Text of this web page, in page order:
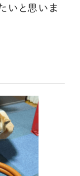
いと思いま
さんの車椅子が素晴
した。
ただき、今はブライ
ぱいに歩き時には
っていた公園に行け
い日々が続いてい
てくれてとても助